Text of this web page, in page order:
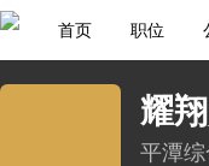
首页 职位
耀
平潭